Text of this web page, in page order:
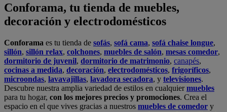
Conforama, tu tienda de muebles,
decoración y electrodomésticos
Conforama es tu tienda de sofás, sofá cama, sofá chaise longue,
sillón, sillón relax, colchones, muebles de salón, mesas comedor,
dormitorio de juvenil, dormitorio de matrimonio, canapés,
cocinas a medida, decoración, electrodomésticos, frigoríficos,
microondas, lavavajillas, lavadora secadora, y televisiones.
Descubre nuestra amplia variedad de estilos en cualquiermuebles
para tu hogar, con los mejores precios y promociones. Crea el
espacio en el que vives gracias a nuestros muebles de comedor y